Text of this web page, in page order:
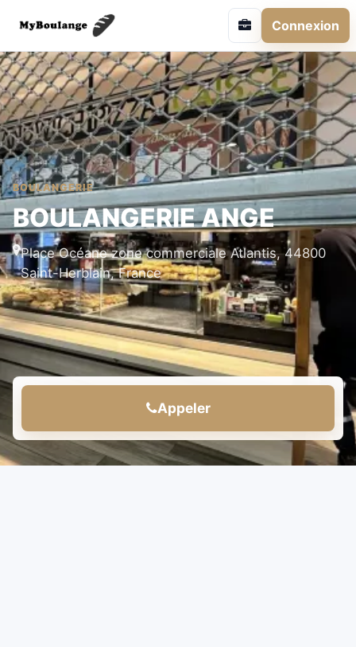
Connexion
BOULANGERIE
BOULANGERIE ANGE
Place Océane zone commerciale Atlantis, 44800
Saint-Herblain, France
Appeler